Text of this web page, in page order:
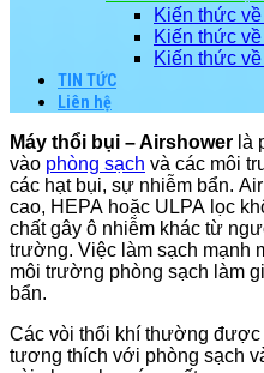
Kiến thức
Kiến thức
Kiến thức
TIN TỨC
Liên hệ
Máy thổi bụi – Airshower là
vào phòng sạch và các môi
các hạt bụi, sự nhiễm bẩn.
cao, HEPA hoặc ULPA lọc
chất gây ô nhiễm khác từ
trường. Việc làm sạch mạnh
môi trường phòng sạch làm
bẩn.
Các vòi thổi khí thường
tương thích với phòng sạch